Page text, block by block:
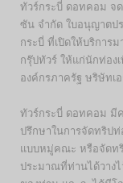
ทัวร์กระบี่ ดอทคอม จ
ซัน จำกัด ใบอนุญาตป
กระบี่ ที่เปิดให้บริการ
กรุ๊ปทัวร์ ให้แก่นักท่อง
องค์กรภาครัฐ ษริษัทเ
ทัวร์กระบี่ ดอทคอม มี
ปรึกษาในการจัดทริปท่
แบบหมู่คณะ หรือจัดท
ประมาณที่ท่านได้วางไ